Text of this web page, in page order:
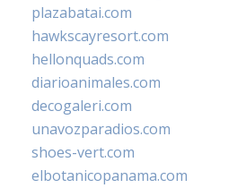
plazabatai.com
hawkscayresort.com
hellonquads.com
diarioanimales.com
decogaleri.com
unavozparadios.com
shoes-vert.com
elbotanicopanama.com